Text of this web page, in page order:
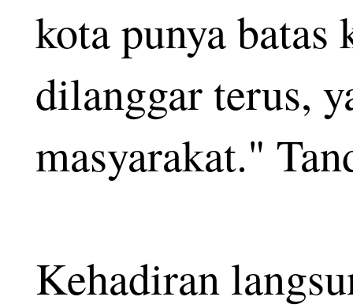
kota punya
dilanggar terus,
masyarakat."
Kehadiran